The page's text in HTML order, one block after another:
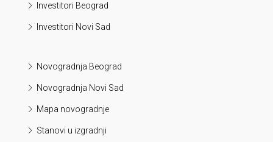
Investitori Beograd
Investitori Novi Sad
Novogradnja Beograd
Novogradnja Novi Sad
Mapa novogradnje
Stanovi u izgradnji